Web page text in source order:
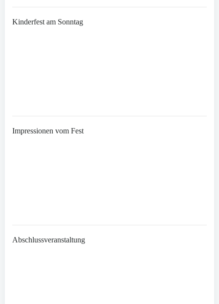
Kinderfest am Sonntag
Impressionen vom Fest
Abschlussveranstaltung